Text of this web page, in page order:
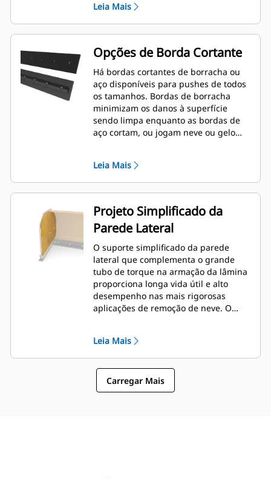
ao Snow Push e à máquina. Uma
opção de borda cortante sem
borracha está disponível em
tamanhos de 2,6 m (8 pés), 3,2 m (10
pés) e 3,8 m (12 pés) que se ajustam a
todos os modelos que utilizam um
Acoplador de Minicarregadeira.
Leia Mais
Opções de Borda Cortante
Há bordas cortantes de borracha ou
aço disponíveis para pushes de todos
os tamanhos. Bordas de borracha
minimizam os danos à superfície
sendo limpa enquanto as bordas de
aço cortam, ou jogam neve ou gelo
Leia Mais
Projeto Simplificado da
Parede Lateral
O suporte simplificado da parede
lateral que complementa o grande
tubo de torque na armação da lâmina
proporciona longa vida útil e alto
desempenho nas mais rigorosas
aplicações de remoção de neve. O
armação da lâmina, além de fornecer
excelente suporte para as seções de
empurrão externas.
Leia Mais
Carregar Mais